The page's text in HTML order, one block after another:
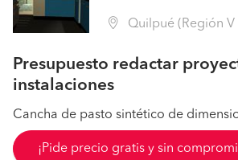
Quilpué (Región V Valparaíso -
Presupuesto redactar
instalaciones
Cancha de pasto sintético de
¡Pide precio gratis y sin